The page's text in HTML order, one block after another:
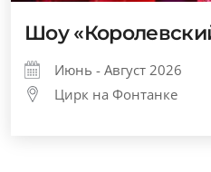
Шоу
Июнь - Август 2026
Цирк на Фонтанке